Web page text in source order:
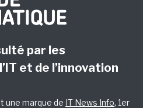
par les
et de l’innovation
une marque de IT News Info, 1er